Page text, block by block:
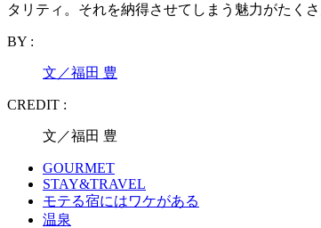
タリティ。それを納得させてしまう魅力がたくさ
BY :
文／福田 豊
CREDIT :
文／福田 豊
GOURMET
STAY&TRAVEL
モテる宿にはワケがある
温泉